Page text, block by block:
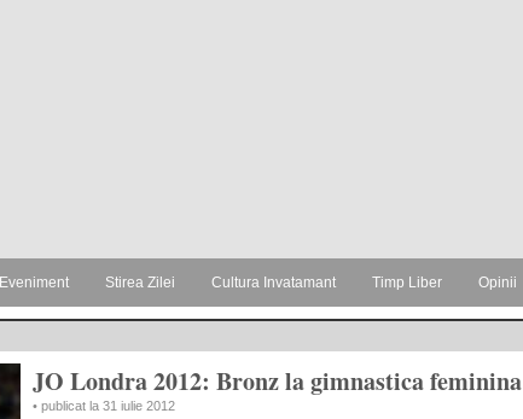
Eveniment Stirea Zilei Cultura Invatamant Timp Liber Opinii
JO Londra 2012: Bronz la gimnastica feminina
• publicat la 31 iulie 2012